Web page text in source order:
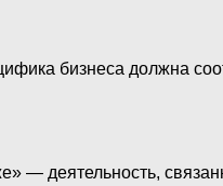
бизнеса должна
— деятельность,